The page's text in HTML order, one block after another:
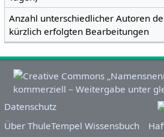
Anzahl unterschiedlicher Autoren
kürzlich erfolgten Bearbeitungen
Datenschutz
Über ThuleTempel Wissensbuch